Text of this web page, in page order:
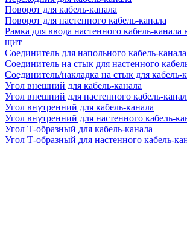
Поворот для кабель-канала
Поворот для настенного кабель-канала
Рамка для ввода настенного кабель-канала
щит
Соединитель для напольного кабель-канала
Соединитель на стык для настенного
Соединитель/накладка на стык для кабель-
Угол внешний для кабель-канала
Угол внешний для настенного кабель-
Угол внутренний для кабель-канала
Угол внутренний для настенного кабель-
Угол Т-образный для кабель-канала
Угол Т-образный для настенного кабель-